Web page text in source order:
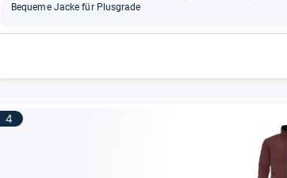
Bequeme Jacke für Plus­grade
4